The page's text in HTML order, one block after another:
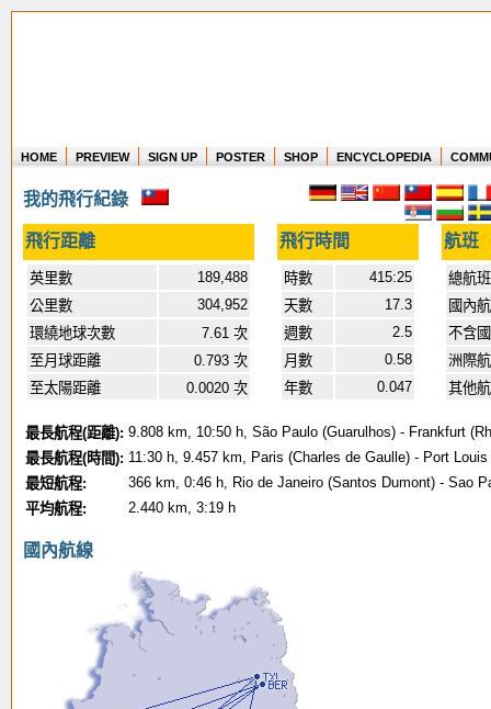
Where in the world have you flown?
How long have you been in the air?
Create your own FlightMemory and see!
HOME PREVIEW SIGN UP POSTER SHOP ENCYCLOPEDIA
我的飛行紀錄
飛行距離 飛行時間 航班
英里數
189,488
公里數
304,952
環繞地球次數
7.61 次
至月球距離
0.793 次
至太陽距離
0.0020 次
時數
415:25
天數
17.3
週數
2.5
月數
0.58
年數
0.047
總航
國內
不含
洲際
其他
最長航程(距離): 9.808 km, 10:50 h, São Paulo (Guarulhos) - Frankfurt
最長航程(時間): 11:30 h, 9.457 km, Paris (Charles de Gaulle) - Port
最短航程:
366 km, 0:46 h, Rio de Janeiro (Santos Dumont) - Sao
平均航程:
2.440 km, 3:19 h
國內航線